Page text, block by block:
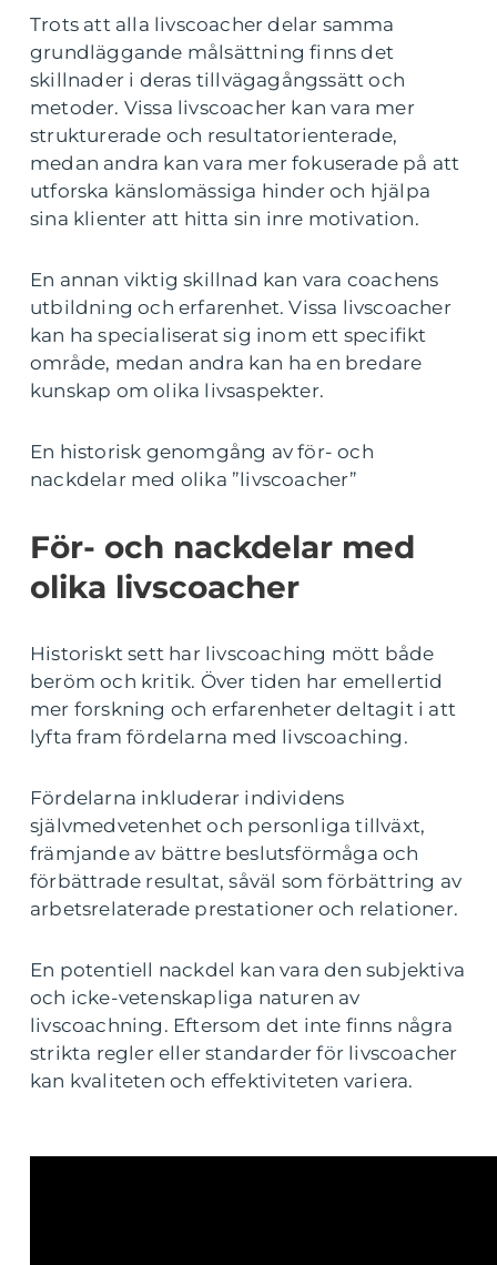
Trots att alla livscoacher delar samma
grundläggande målsättning finns det
skillnader i deras tillvägagångssätt och
metoder. Vissa livscoacher kan vara mer
strukturerade och resultatorienterade,
medan andra kan vara mer fokuserade på att
utforska känslomässiga hinder och hjälpa
sina klienter att hitta sin inre motivation.
En annan viktig skillnad kan vara coachens
utbildning och erfarenhet. Vissa livscoacher
kan ha specialiserat sig inom ett specifikt
område, medan andra kan ha en bredare
kunskap om olika livsaspekter.
En historisk genomgång av för- och
nackdelar med olika ”livscoacher”
För- och nackdelar med
olika livscoacher
Historiskt sett har livscoaching mött både
beröm och kritik. Över tiden har emellertid
mer forskning och erfarenheter deltagit i att
lyfta fram fördelarna med livscoaching.
Fördelarna inkluderar individens
självmedvetenhet och personliga tillväxt,
främjande av bättre beslutsförmåga och
förbättrade resultat, såväl som förbättring av
arbetsrelaterade prestationer och relationer.
En potentiell nackdel kan vara den subjektiva
och icke-vetenskapliga naturen av
livscoachning. Eftersom det inte finns några
strikta regler eller standarder för livscoacher
kan kvaliteten och effektiviteten variera.